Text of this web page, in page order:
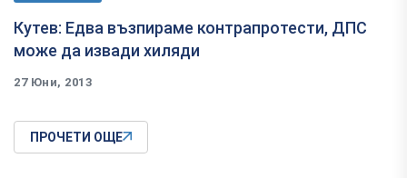
Кутев: Едва възпираме контрапротести, ДПС
може да извади хиляди
27 Юни, 2013
ПРОЧЕТИ ОЩЕ